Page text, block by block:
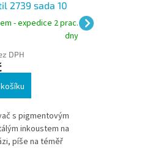
2739 sada 10
1,8 mm
- expedice 2 prac.
dny
DPH
s pigmentovým
inkoustem na
píše na téměř
mm